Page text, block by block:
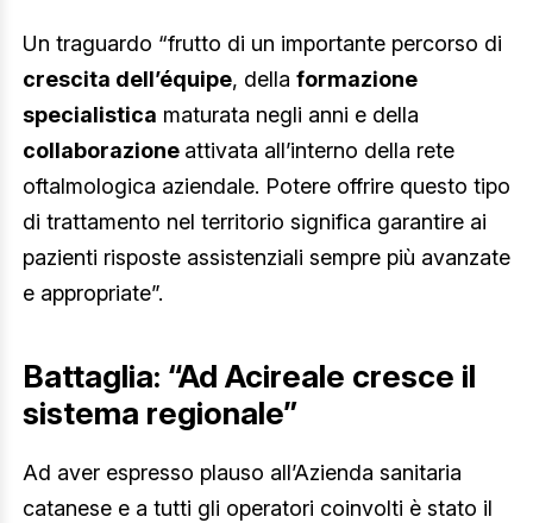
Un traguardo “frutto di un importante percorso di
crescita dell’équipe, della formazione
specialistica maturata negli anni e della
collaborazione attivata all’interno della rete
oftalmologica aziendale. Potere offrire questo tipo
di trattamento nel territorio significa garantire ai
pazienti risposte assistenziali sempre più avanzate
e appropriate”.
Battaglia: “Ad Acireale cresce il
sistema regionale”
Ad aver espresso plauso all’Azienda sanitaria
catanese e a tutti gli operatori coinvolti è stato il